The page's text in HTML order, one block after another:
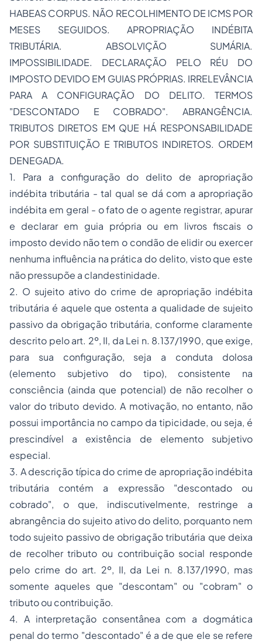
HABEAS CORPUS. NÃO RECOLHIMENTO DE ICMS POR
MESES SEGUIDOS. APROPRIAÇÃO INDÉBITA
TRIBUTÁRIA. ABSOLVIÇÃO SUMÁRIA.
IMPOSSIBILIDADE. DECLARAÇÃO PELO RÉU DO
IMPOSTO DEVIDO EM GUIAS PRÓPRIAS. IRRELEVÂNCIA
PARA A CONFIGURAÇÃO DO DELITO. TERMOS
"DESCONTADO E COBRADO". ABRANGÊNCIA.
TRIBUTOS DIRETOS EM QUE HÁ RESPONSABILIDADE
POR SUBSTITUIÇÃO E TRIBUTOS INDIRETOS. ORDEM
DENEGADA.
1. Para a configuração do delito de apropriação
indébita tributária - tal qual se dá com a apropriação
indébita em geral - o fato de o agente registrar, apurar
e declarar em guia própria ou em livros fiscais o
imposto devido não tem o condão de elidir ou exercer
nenhuma influência na prática do delito, visto que este
não pressupõe a clandestinidade.
2. O sujeito ativo do crime de apropriação indébita
tributária é aquele que ostenta a qualidade de sujeito
passivo da obrigação tributária, conforme claramente
descrito pelo art. 2º, II, da Lei n. 8.137/1990, que exige,
para sua configuração, seja a conduta dolosa
(elemento subjetivo do tipo), consistente na
consciência (ainda que potencial) de não recolher o
valor do tributo devido. A motivação, no entanto, não
possui importância no campo da tipicidade, ou seja, é
prescindível a existência de elemento subjetivo
especial.
3. A descrição típica do crime de apropriação indébita
tributária contém a expressão "descontado ou
cobrado", o que, indiscutivelmente, restringe a
abrangência do sujeito ativo do delito, porquanto nem
todo sujeito passivo de obrigação tributária que deixa
de recolher tributo ou contribuição social responde
pelo crime do art. 2º, II, da Lei n. 8.137/1990, mas
somente aqueles que "descontam" ou "cobram" o
tributo ou contribuição.
4. A interpretação consentânea com a dogmática
penal do termo "descontado" é a de que ele se refere